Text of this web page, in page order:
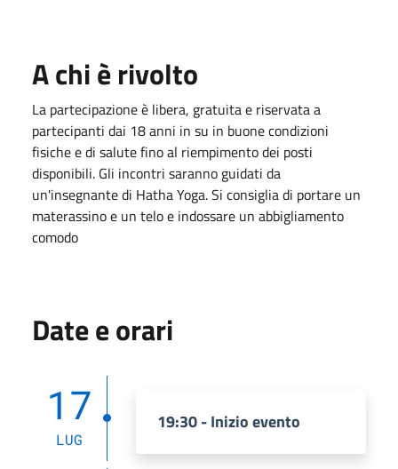
A chi è rivolto
La partecipazione è libera, gratuita e riservata a
partecipanti dai 18 anni in su in buone condizioni
fisiche e di salute fino al riempimento dei posti
disponibili. Gli incontri saranno guidati da
un'insegnante di Hatha Yoga. Si consiglia di portare un
materassino e un telo e indossare un abbigliamento
comodo
Date e orari
17
LUG
19:30 - Inizio evento